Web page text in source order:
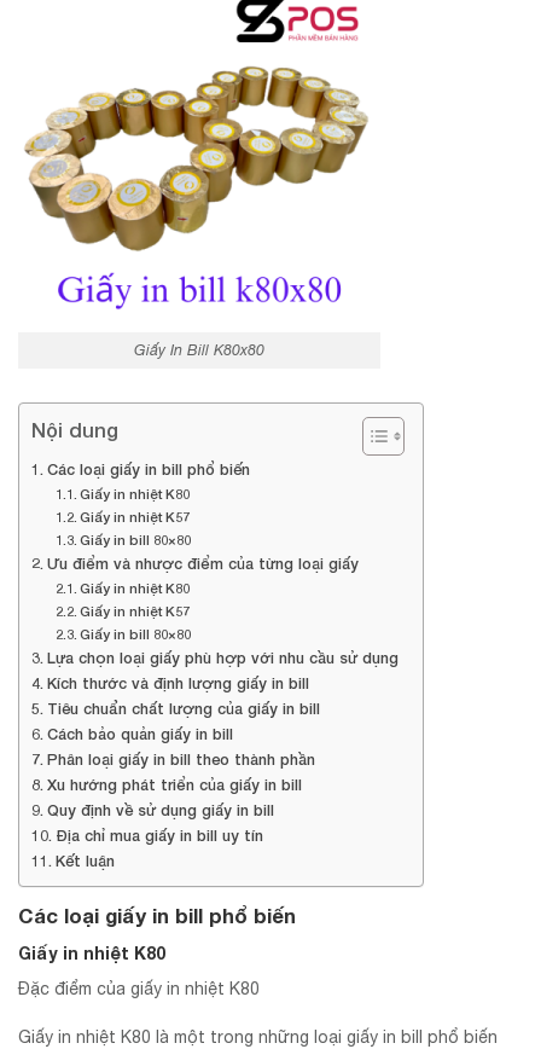
Giấy In Bill K80x80
Nội dung
Các loại giấy in bill phổ biến
Giấy in nhiệt K80
Giấy in nhiệt K57
Giấy in bill 80×80
Ưu điểm và nhược điểm của từng loại giấy
Giấy in nhiệt K80
Giấy in nhiệt K57
Giấy in bill 80×80
Lựa chọn loại giấy phù hợp với nhu cầu sử dụng
Kích thước và định lượng giấy in bill
Tiêu chuẩn chất lượng của giấy in bill
Cách bảo quản giấy in bill
Phân loại giấy in bill theo thành phần
Xu hướng phát triển của giấy in bill
Quy định về sử dụng giấy in bill
Địa chỉ mua giấy in bill uy tín
Kết luận
Các loại giấy in bill phổ biến
Giấy in nhiệt K80
Đặc điểm của giấy in nhiệt K80
Giấy in nhiệt K80 là một trong những loại giấy in bill phổ biến